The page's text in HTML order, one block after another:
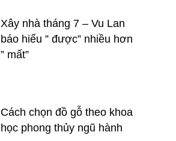
Xây nhà tháng 7 – Vu Lan
báo hiếu ” được” nhiều hơn
” mất”
Cách chọn đồ gỗ theo khoa
học phong thủy ngũ hành